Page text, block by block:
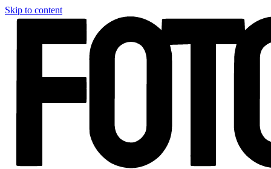
Skip to content